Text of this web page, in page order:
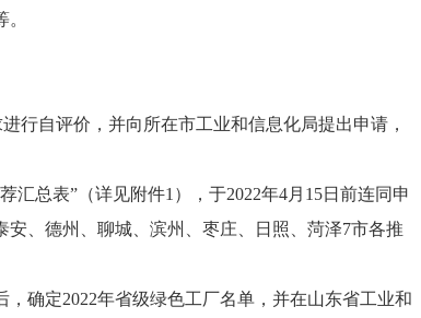
行自评价，并向所在市工业和信息化局提出申请，
总表”（详见附件1），于2022年4月15日前连同申
、德州、聊城、滨州、枣庄、日照、菏泽7市各推
确定2022年省级绿色工厂名单，并在山东省工业和